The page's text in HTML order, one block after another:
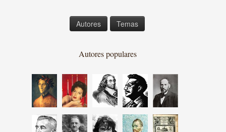
Autores Temas
Autores populares